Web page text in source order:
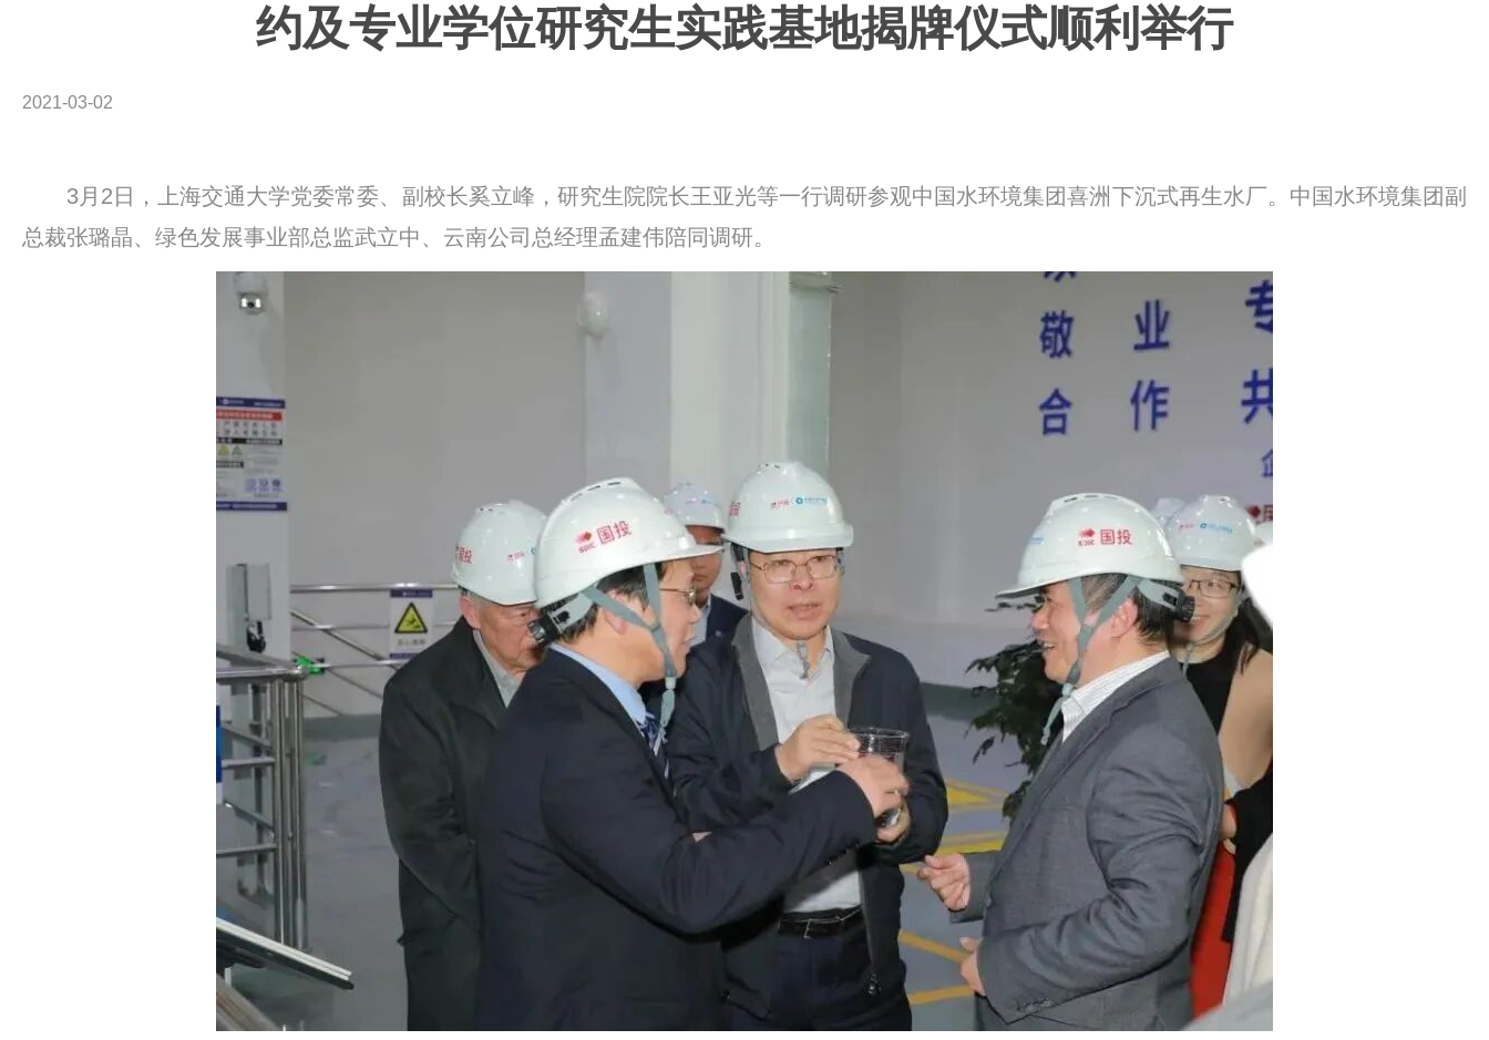
约及专业学位研究生实践基地揭牌仪式顺利举行
2021-03-02
3月2日，上海交通大学党委常委、副校长奚立峰，研究生院院长王亚光等一行调研参观中国水环境集团喜洲下沉式再生水厂。中国水环境集团副
总裁张璐晶、绿色发展事业部总监武立中、云南公司总经理孟建伟陪同调研。